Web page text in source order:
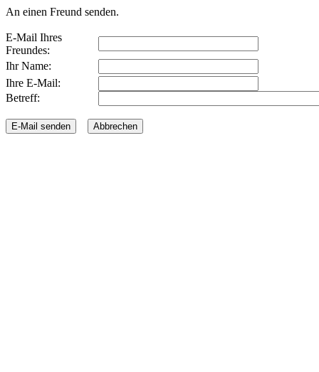
An einen Freund senden.
E-Mail Ihres
Freundes:
Ihr Name:
Ihre E-Mail:
Betreff: